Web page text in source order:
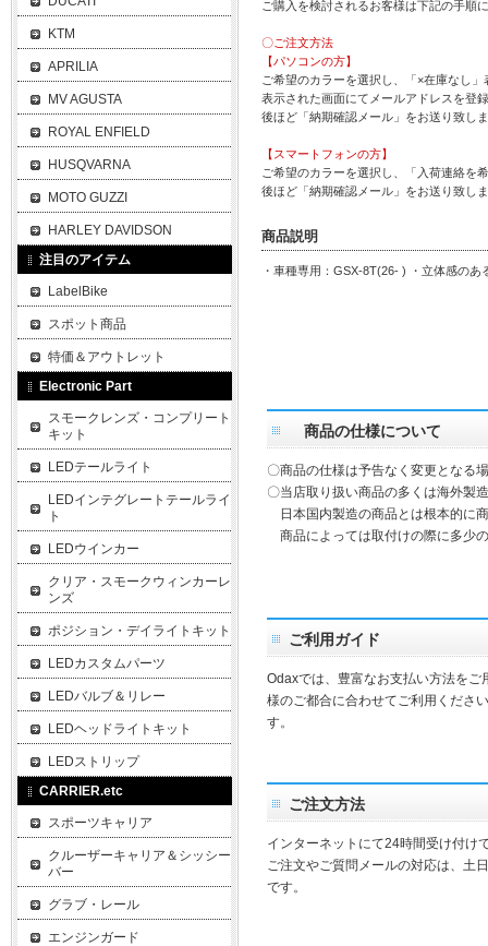
ご購入を検討されるお客様は下記の手順
〇ご注文方法
【パソコンの方】
ご希望のカラーを選択し、「×在庫なし
表示された画面にてメールアドレスを登
後ほど「納期確認メール」をお送り致し
【スマートフォンの方】
ご希望のカラーを選択し、「入荷連絡を
後ほど「納期確認メール」をお送り致し
商品説明
・車種専用：GSX-8T(26- ) ・立体感の
商品の仕様について
〇商品の仕様は予告なく変更となる
〇当店取り扱い商品の多くは海外製
日本国内製造の商品とは根本的に
商品によっては取付けの際に多少
ご利用ガイド
Odaxでは、豊富なお支払い方法を
様のご都合に合わせてご利用くださ
す。
ご注文方法
インターネットにて24時間受け付け
ご注文やご質問メールの対応は、土
です。
KTM
APRILIA
MV AGUSTA
ROYAL ENFIELD
HUSQVARNA
MOTO GUZZI
HARLEY DAVIDSON
注目のアイテム
LabelBike
スポット商品
特価＆アウトレット
Electronic Part
スモークレンズ・コンプリート
キット
LEDテールライト
LEDインテグレートテールライ
ト
LEDウインカー
クリア・スモークウィンカーレ
ンズ
ポジション・デイライトキット
LEDカスタムパーツ
LEDバルブ＆リレー
LEDヘッドライトキット
LEDストリップ
CARRIER.etc
スポーツキャリア
クルーザーキャリア＆シッシー
バー
グラブ・レール
エンジンガード